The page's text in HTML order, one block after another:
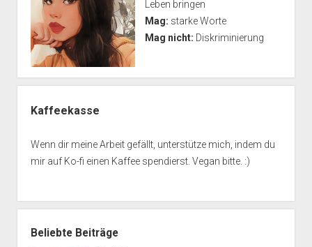
Leben bringen
Mag: starke Worte
Mag nicht: Diskriminierung
Kaffeekasse
Wenn dir meine Arbeit gefällt, unterstütze mich, indem du
mir auf Ko-fi einen Kaffee spendierst. Vegan bitte. :)
Beliebte Beiträge